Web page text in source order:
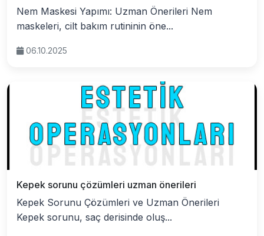
Nem Maskesi Yapımı: Uzman Önerileri Nem
maskeleri, cilt bakım rutininin öne...
06.10.2025
Kepek sorunu çözümleri uzman önerileri
Kepek Sorunu Çözümleri ve Uzman Önerileri
Kepek sorunu, saç derisinde oluş...